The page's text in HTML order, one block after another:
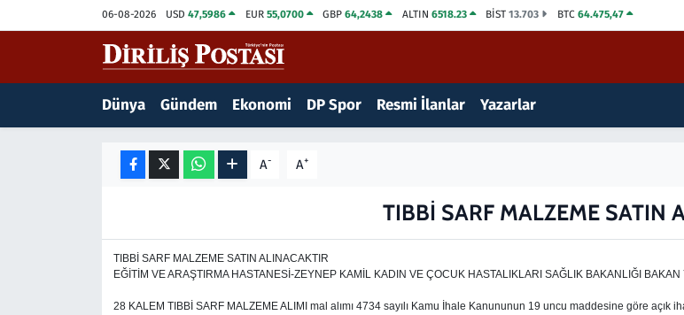
06-08-2026 USD47,5986 EUR 55,0700 GBP64,2438 ALTIN 6518.23 BİST13.703 BTC 64.475,47
Dünya Gündem Ekonomi DP Spor Resmi İlanlar Yazarlar
A- A+
TIBBİ SARF MALZEME SATIN
TIBBİ SARF MALZEME SATIN ALINACAKTIR
EĞİTİM VE ARAŞTIRMA HASTANESİ-ZEYNEP KAMİL KADIN VE ÇOCUK HASTALIKLARI SAĞLIK BAKANLIĞI BAKAN
28 KALEM TIBBİ SARF MALZEME ALIMI mal alımı 4734 sayılı Kamu İhale Kanununun 19 uncu maddesine göre
15 Temmuz Destanı
Analiz-Yorum
Nöbetçi Eczaneler
Hava Durumu
Trafik Durumu